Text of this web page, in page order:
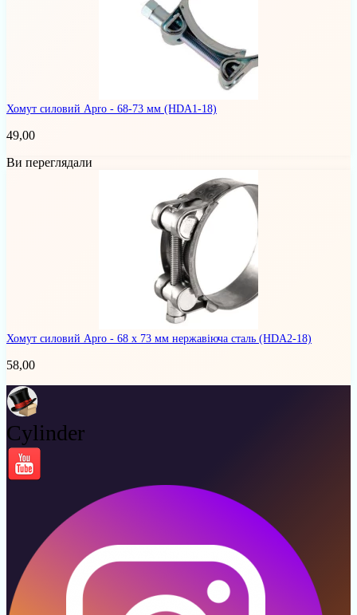
Хомут силовий Apro - 68-73 мм (HDA1-18)
49,00
Ви переглядали
Хомут силовий Apro - 68 x 73 мм нержавіюча сталь (HDA2-18)
58,00
Cylinder